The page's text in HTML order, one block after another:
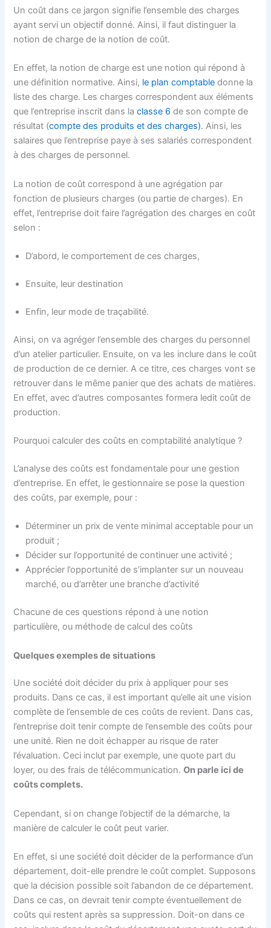
Un coût dans ce jargon signifie l’ensemble des charges
ayant servi un objectif donné. Ainsi, il faut distinguer la
notion de charge de la notion de coût.
En effet, la notion de charge est une notion qui répond à
une définition normative. Ainsi, le plan comptable donne la
liste des charge. Les charges correspondent aux éléments
que l’entreprise inscrit dans laclasse 6 de son compte de
résultat (compte des produits et des charges). Ainsi, les
salaires que l’entreprise paye à ses salariés correspondent
à des charges de personnel.
La notion de coût correspond à une agrégation par
fonction de plusieurs charges (ou partie de charges). En
effet, l’entreprise doit faire l’agrégation des charges en coût
selon :
D’abord, le comportement de ces charges,
Ensuite, leur destination
Enfin, leur mode de traçabilité.
Ainsi, on va agréger l’ensemble des charges du personnel
d’un atelier particulier. Ensuite, on va les inclure dans le coût
de production de ce dernier. A ce titre, ces charges vont se
retrouver dans le même panier que des achats de matières.
En effet, avec d’autres composantes formera ledit coût de
production.
Pourquoi calculer des coûts en comptabilité analytique ?
L’analyse des coûts est fondamentale pour une gestion
d’entreprise. En effet, le gestionnaire se pose la question
des coûts, par exemple, pour :
Déterminer un prix de vente minimal acceptable pour un
produit ;
Décider sur l’opportunité de continuer une activité ;
Apprécier l’opportunité de s’implanter sur un nouveau
marché, ou d’arrêter une branche d’activité
Chacune de ces questions répond à une notion
particulière, ou méthode de calcul des coûts
Quelques exemples de situations
Une société doit décider du prix à appliquer pour ses
produits. Dans ce cas, il est important qu’elle ait une vision
complète de l’ensemble de ces coûts de revient. Dans cas,
l’entreprise doit tenir compte de l’ensemble des coûts pour
une unité. Rien ne doit échapper au risque de rater
l’évaluation. Ceci inclut par exemple, une quote part du
loyer, ou des frais de télécommunication.On parle ici de
coûts complets.
Cependant, si on change l’objectif de la démarche, la
manière de calculer le coût peut varier.
En effet, si une société doit décider de la performance d’un
département, doit-elle prendre le coût complet. Supposons
que la décision possible soit l’abandon de ce département.
Dans ce cas, on devrait tenir compte éventuellement de
coûts qui restent après sa suppression. Doit-on dans ce